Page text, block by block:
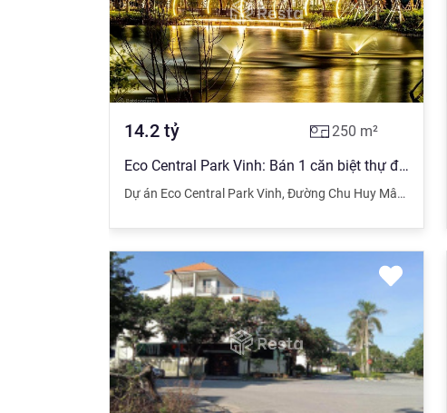
14.2 tỷ 250 m²
Eco Central Park Vinh: Bán 1 căn biệt thự đơn lập, 1 căn biệt thự Quảng Trường - giá tốt nhất
Dự án Eco Central Park Vinh, Đường Chu Huy Mân